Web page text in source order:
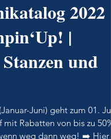
1 Min. Lesezeit
Bis zu
2022
|
und